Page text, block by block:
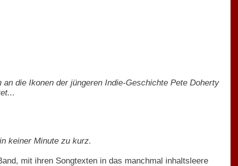
die Ikonen der jüngeren Indie-Geschichte Pete Doherty
keiner Minute zu kurz.
mit ihren Songtexten in das manchmal inhaltsleere